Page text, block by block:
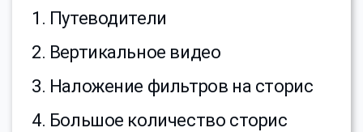
1. Путеводители
2. Вертикальное видео
3. Наложение фильтров на сторис
4. Большое количество сторис